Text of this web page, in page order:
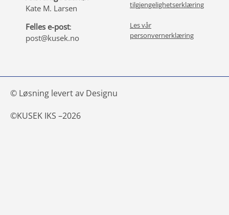
Kate M. Larsen
Felles e-post:
post@kusek.no
tilgjengelighetserklæring
Les vår
personvernerklæring
© Løsning levert av Designu
©KUSEK IKS –2026